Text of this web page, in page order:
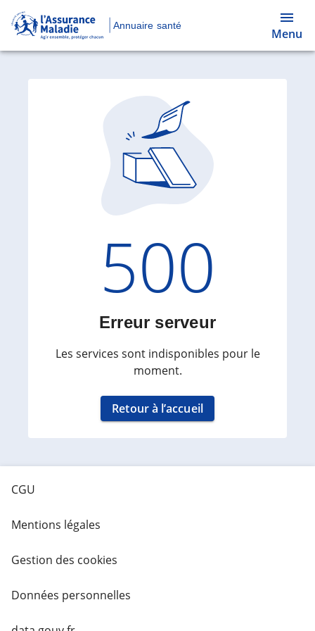
Annuaire santé
Menu
Code
500
Erreur serveur
Les services sont indisponibles pour le
moment.
Retour à l’accueil
CGU
Mentions légales
Gestion des cookies
Données personnelles